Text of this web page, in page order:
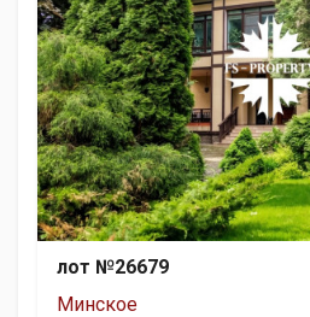
лот №26679
Минское